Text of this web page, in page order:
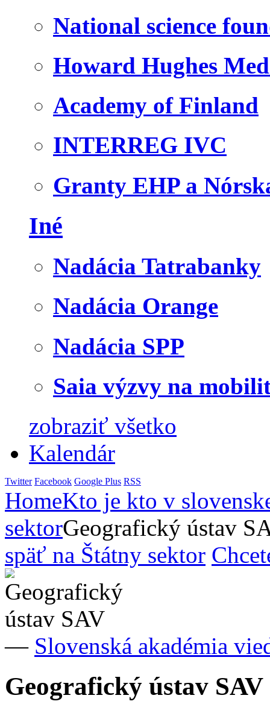
National science
Howard Hughes
Academy of Finland
INTERREG IVC
Granty EHP a
Iné
Nadácia Tatrabanky
Nadácia Orange
Nadácia SPP
Saia výzvy na
zobraziť všetko
Kalendár
Twitter Facebook Google Plus RSS
HomeKto je kto v
sektorGeografický ústav
späť na Štátny sektor
— Slovenská akadémia
Geografický ústav SAV